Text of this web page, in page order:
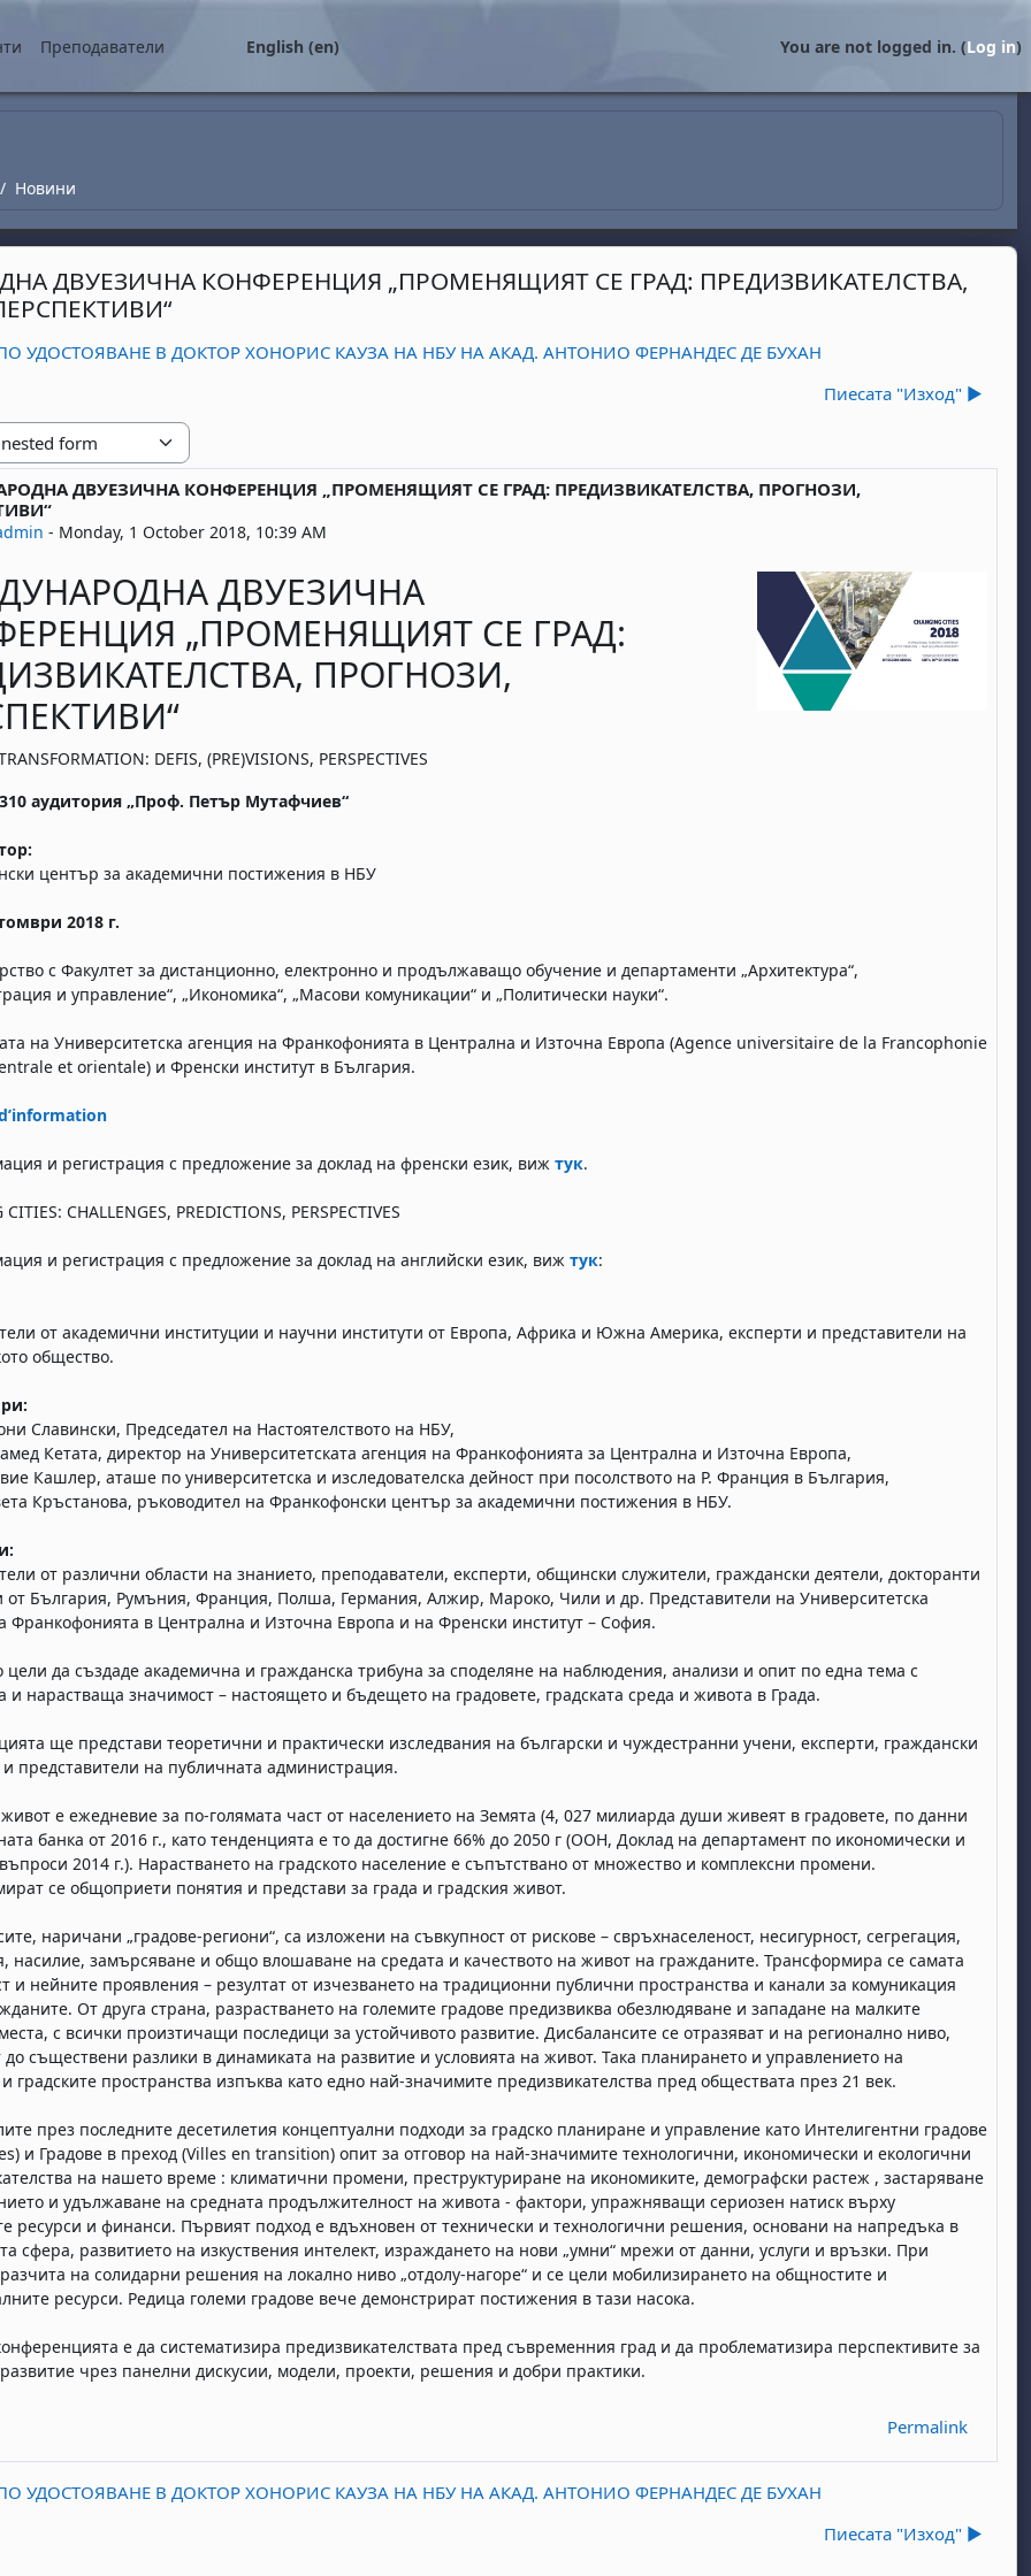
Преподаватели English ‎(en)‎ You are not logged in. (Log in)
Новини
ДВУЕЗИЧНА КОНФЕРЕНЦИЯ „ПРОМЕНЯЩИЯТ СЕ ГРАД: ПРЕДИЗВИКАТЕЛСТВА,
УДОСТОЯВАНЕ В ДОКТОР ХОНОРИС КАУЗА НА НБУ НА АКАД. АНТОНИО ФЕРНАНДЕС ДЕ БУХАН
Пиесата "Изход" ▶︎
ДВУЕЗИЧНА КОНФЕРЕНЦИЯ „ПРОМЕНЯЩИЯТ СЕ ГРАД: ПРЕДИЗВИКАТЕЛСТВА, ПРОГНОЗИ,
- Monday, 1 October 2018, 10:39 AM
0
ДВУЕЗИЧНА
„ПРОМЕНЯЩИЯТ СЕ ГРАД:
ПРОГНОЗИ,
DEFIS, (PRE)VISIONS, PERSPECTIVES
аудитория „Проф. Петър Мутафчиев“
център за академични постижения в НБУ
2018 г.
с Факултет за дистанционно, електронно и продължаващо обучение и департаменти „Архитектура“,
и управление“, „Икономика“, „Масови комуникации“ и „Политически науки“.
на Университетска агенция на Франкофонията в Централна и Източна Европа (Agence universitaire de la Francophonie
et orientale) и Френски институт в България.
и регистрация с предложение за доклад на френски език, виж тук.
CHALLENGES, PREDICTIONS, PERSPECTIVES
и регистрация с предложение за доклад на английски език, виж тук:
от академични институции и научни институти от Европа, Африка и Южна Америка, експерти и представители на
общество.
Славински, Председател на Настоятелството на НБУ,
Кетата, директор на Университетската агенция на Франкофонията за Централна и Източна Европа,
Кашлер, аташе по университетска и изследователска дейност при посолството на Р. Франция в България,
Кръстанова, ръководител на Франкофонски център за академични постижения в НБУ.
от различни области на знанието, преподаватели, експерти, общински служители, граждански деятели, докторанти
от България, Румъния, Франция, Полша, Германия, Алжир, Мароко, Чили и др. Представители на Университетска
Франкофонията в Централна и Източна Европа и на Френски институт – София.
цели да създаде академична и гражданска трибуна за споделяне на наблюдения, анализи и опит по една тема с
и нарастваща значимост – настоящето и бъдещето на градовете, градската среда и живота в Града.
ще представи теоретични и практически изследвания на български и чуждестранни учени, експерти, граждански
и представители на публичната администрация.
живот е ежедневие за по-голямата част от населението на Земята (4, 027 милиарда души живеят в градовете, по данни
банка от 2016 г., като тенденцията е то да достигне 66% до 2050 г (ООН, Доклад на департамент по икономически и
2014 г.). Нарастването на градското население е съпътствано от множество и комплексни промени.
се общоприети понятия и представи за града и градския живот.
наричани „градове-региони“, са изложени на съвкупност от рискове – свръхнаселеност, несигурност, сегрегация,
насилие, замърсяване и общо влошаване на средата и качеството на живот на гражданите. Трансформира се самата
и нейните проявления – резултат от изчезването на традиционни публични пространства и канали за комуникация
От друга страна, разрастването на големите градове предизвиква обезлюдяване и западане на малките
с всички произтичащи последици за устойчивото развитие. Дисбалансите се отразяват и на регионално ниво,
до съществени разлики в динамиката на развитие и условията на живот. Така планирането и управлението на
и градските пространства изпъква като едно най-значимите предизвикателства пред обществата през 21 век.
през последните десетилетия концептуални подходи за градско планиране и управление като Интелигентни градове
и Градове в преход (Villes en transition) опит за отговор на най-значимите технологични, икономически и екологични
на нашето време : климатични промени, преструктуриране на икономиките, демографски растеж , застаряване
и удължаване на средната продължителност на живота - фактори, упражняващи сериозен натиск върху
ресурси и финанси. Първият подход е вдъхновен от технически и технологични решения, основани на напредъка в
сфера, развитието на изкуствения интелект, израждането на нови „умни“ мрежи от данни, услуги и връзки. При
на солидарни решения на локално ниво „отдолу-нагоре“ и се цели мобилизирането на общностите и
ресурси. Редица големи градове вече демонстрират постижения в тази насока.
е да систематизира предизвикателствата пред съвременния град и да проблематизира перспективите за
развитие чрез панелни дискусии, модели, проекти, решения и добри практики.
Permalink
УДОСТОЯВАНЕ В ДОКТОР ХОНОРИС КАУЗА НА НБУ НА АКАД. АНТОНИО ФЕРНАНДЕС ДЕ БУХАН
Пиесата "Изход" ▶︎